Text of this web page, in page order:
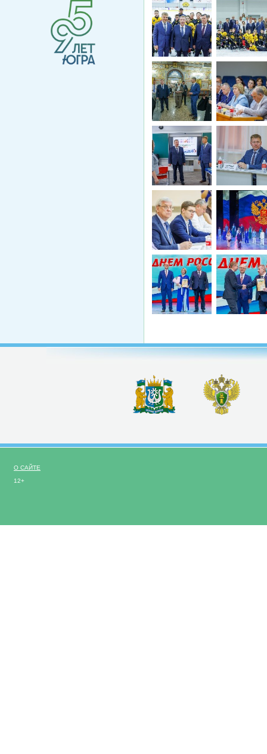
О САЙТЕ
12+